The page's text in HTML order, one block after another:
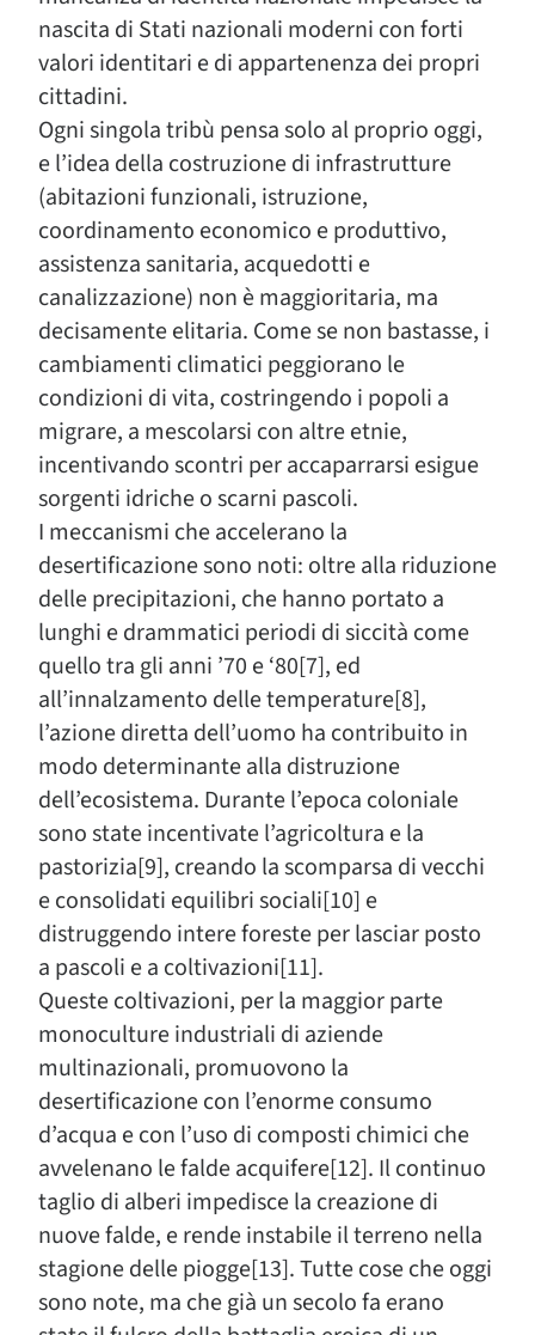
nascita di Stati nazionali moderni con forti
valori identitari e di appartenenza dei propri
cittadini.
Ogni singola tribù pensa solo al proprio oggi,
e l’idea della costruzione di infrastrutture
(abitazioni funzionali, istruzione,
coordinamento economico e produttivo,
assistenza sanitaria, acquedotti e
canalizzazione) non è maggioritaria, ma
decisamente elitaria. Come se non bastasse, i
cambiamenti climatici peggiorano le
condizioni di vita, costringendo i popoli a
migrare, a mescolarsi con altre etnie,
incentivando scontri per accaparrarsi esigue
sorgenti idriche o scarni pascoli.
I meccanismi che accelerano la
desertificazione sono noti: oltre alla riduzione
delle precipitazioni, che hanno portato a
lunghi e drammatici periodi di siccità come
quello tra gli anni ’70 e ‘80[7], ed
all’innalzamento delle temperature[8],
l’azione diretta dell’uomo ha contribuito in
modo determinante alla distruzione
dell’ecosistema. Durante l’epoca coloniale
sono state incentivate l’agricoltura e la
pastorizia[9], creando la scomparsa di vecchi
e consolidati equilibri sociali[10] e
distruggendo intere foreste per lasciar posto
a pascoli e a coltivazioni[11].
Queste coltivazioni, per la maggior parte
monoculture industriali di aziende
multinazionali, promuovono la
desertificazione con l’enorme consumo
d’acqua e con l’uso di composti chimici che
avvelenano le falde acquifere[12]. Il continuo
taglio di alberi impedisce la creazione di
nuove falde, e rende instabile il terreno nella
stagione delle piogge[13]. Tutte cose che oggi
sono note, ma che già un secolo fa erano